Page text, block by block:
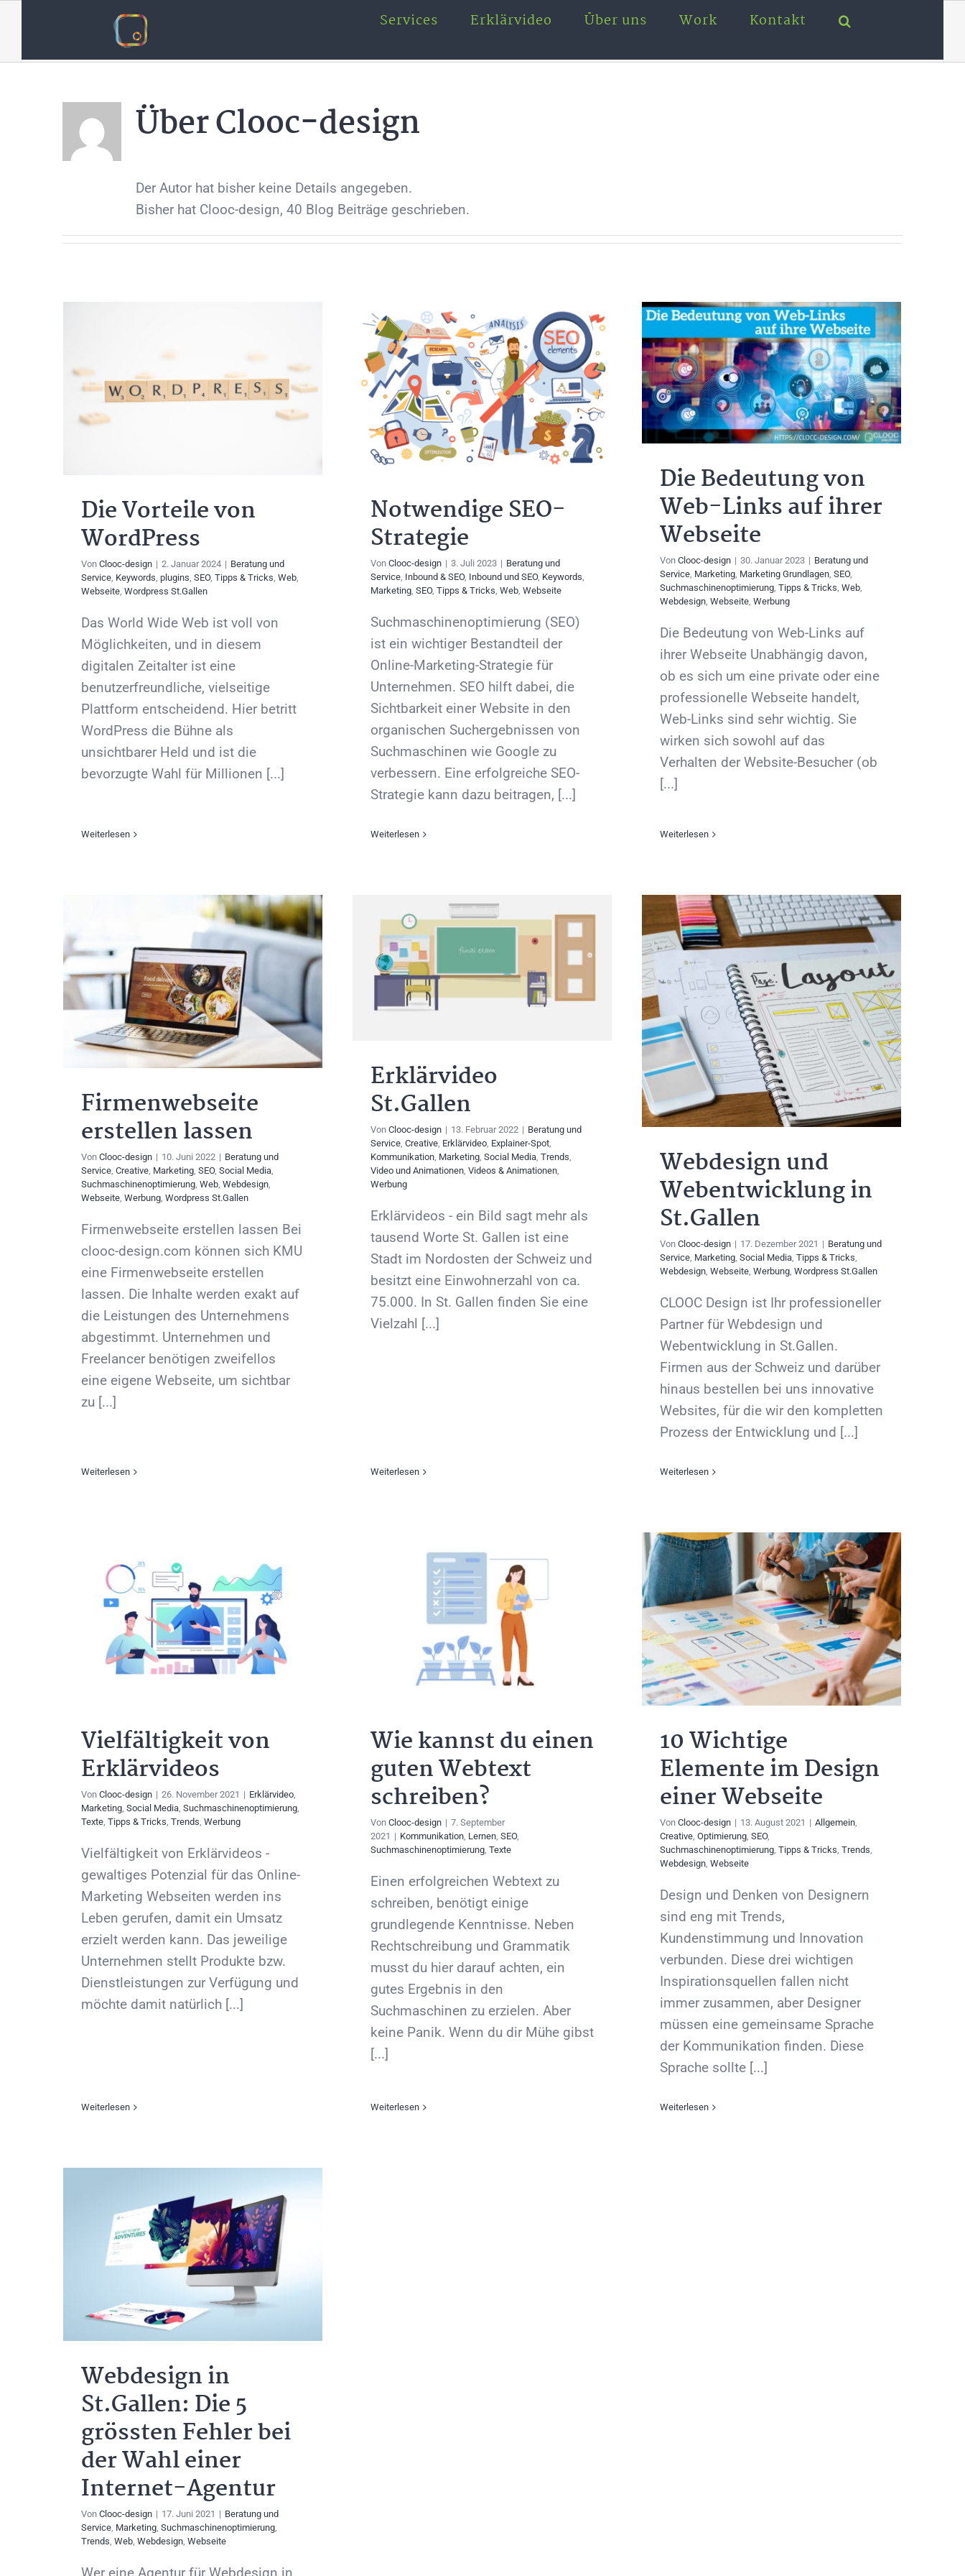
Services Erklärvideo Über uns Work Kontakt
Clooc-design
ÜberClooc-design
Der Autor hat bisher keine Details angegeben.
Bisher hat Clooc-design, 40 Blog Beiträge geschrieben.
Die Vorteile von
WordPress
Von Clooc-design | 2. Januar 2024 | Beratung und
Service, Keywords, plugins, SEO, Tipps & Tricks, Web,
Webseite, Wordpress St.Gallen
Das World Wide Web ist voll von
Möglichkeiten, und in diesem
digitalen Zeitalter ist eine
benutzerfreundliche, vielseitige
Plattform entscheidend. Hier betritt
WordPress die Bühne als
unsichtbarer Held und ist die
bevorzugte Wahl für Millionen [...]
Weiterlesen
Notwendige SEO-
Strategie
Von Clooc-design | 3. Juli 2023 | Beratung und
Service, Inbound & SEO, Inbound und SEO, Keywords,
Marketing, SEO, Tipps & Tricks, Web, Webseite
Suchmaschinenoptimierung (SEO)
ist ein wichtiger Bestandteil der
Online-Marketing-Strategie für
Unternehmen. SEO hilft dabei, die
Sichtbarkeit einer Website in den
organischen Suchergebnissen von
Suchmaschinen wie Google zu
verbessern. Eine erfolgreiche SEO-
Strategie kann dazu beitragen, [...]
Weiterlesen
Die Bedeutung von
Web-Links auf ihrer
Webseite
Von Clooc-design | 30. Januar 2023 | Beratung und
Service Marketing Marketing Grundlagen SEO,
Suchmaschinenoptimierung Tipps & Tricks Web
Webdesign Webseite Werbung
Die Bedeutung von Web-Links auf
ihrer Webseite Unabhängig davon,
ob es sich um eine private oder eine
professionelle Webseite handelt,
Web-Links sind sehr wichtig. Sie
wirken sich sowohl auf das
Verhalten der Website-Besucher (ob
[...]
Weiterlesen
Firmenwebseite
erstellen lassen
Von Clooc-design | 10. Juni 2022 | Beratung und
Service, Creative, Marketing, SEO, Social Media,
Suchmaschinenoptimierung, Web, Webdesign,
Webseite, Werbung, Wordpress St.Gallen
Firmenwebseite erstellen lassen Bei
clooc-design.com können sich KMU
eine Firmenwebseite erstellen
lassen. Die Inhalte werden exakt auf
die Leistungen des Unternehmens
abgestimmt. Unternehmen und
Freelancer benötigen zweifellos
eine eigene Webseite, um sichtbar
zu [...]
Weiterlesen
Erklärvideo
St.Gallen
Von Clooc-design | 13. Februar 2022 | Beratung und
Service, Creative, Erklärvideo, Explainer-Spot,
Kommunikation, Marketing, Social Media, Trends,
Video und Animationen, Videos & Animationen,
Werbung
Erklärvideos - ein Bild sagt mehr als
tausend Worte St. Gallen ist eine
Stadt im Nordosten der Schweiz und
besitzt eine Einwohnerzahl von ca.
75.000. In St. Gallen finden Sie eine
Vielzahl [...]
Weiterlesen
Webdesign und
Webentwicklung in
St.Gallen
Von Clooc-design | 17. Dezember 2021 | Beratung und
Service, Marketing, Social Media, Tipps & Tricks,
Webdesign, Webseite, Werbung, Wordpress St.Gallen
CLOOC Design ist Ihr professioneller
Partner für Webdesign und
Webentwicklung in St.Gallen.
Firmen aus der Schweiz und darüber
hinaus bestellen bei uns innovative
Websites, für die wir den kompletten
Prozess der Entwicklung und [...]
Weiterlesen
Vielfältigkeit von
Erklärvideos
Von Clooc-design | 26. November 2021 | Erklärvideo,
Marketing, Social Media, Suchmaschinenoptimierung,
Texte, Tipps & Tricks, Trends, Werbung
Vielfältigkeit von Erklärvideos -
gewaltiges Potenzial für das Online-
Marketing Webseiten werden ins
Leben gerufen, damit ein Umsatz
erzielt werden kann. Das jeweilige
Unternehmen stellt Produkte bzw.
Dienstleistungen zur Verfügung und
möchte damit natürlich [...]
Weiterlesen
Wie kannst du einen
guten Webtext
schreiben?
Von Clooc-design | 7. September
2021 | Kommunikation, Lernen, SEO,
Suchmaschinenoptimierung, Texte
Einen erfolgreichen Webtext zu
schreiben, benötigt einige
grundlegende Kenntnisse. Neben
Rechtschreibung und Grammatik
musst du hier darauf achten, ein
gutes Ergebnis in den
Suchmaschinen zu erzielen. Aber
keine Panik. Wenn du dir Mühe gibst
[...]
Weiterlesen
10 Wichtige
Elemente im Design
einer Webseite
Von Clooc-design | 13. August 2021 | Allgemein,
Creative, Optimierung, SEO,
Suchmaschinenoptimierung, Tipps & Tricks, Trends,
Webdesign, Webseite
Design und Denken von Designern
sind eng mit Trends,
Kundenstimmung und Innovation
verbunden. Diese drei wichtigen
Inspirationsquellen fallen nicht
immer zusammen, aber Designer
müssen eine gemeinsame Sprache
der Kommunikation finden. Diese
Sprache sollte [...]
Weiterlesen
Webdesign in
St.Gallen: Die 5
grössten Fehler bei
der Wahl einer
Internet-Agentur
Von Clooc-design | 17. Juni 2021 | Beratung und
Service, Marketing, Suchmaschinenoptimierung,
Trends, Web, Webdesign, Webseite